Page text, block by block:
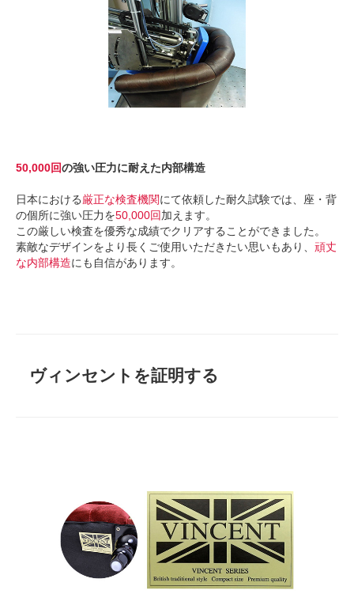
50,000回の強い圧力に耐えた内部構造
日本における厳正な検査機関にて依頼した耐久試験では、座・背
の個所に強い圧力を50,000回加えます。
この厳しい検査を優秀な成績でクリアすることができました。
素敵なデザインをより長くご使用いただきたい思いもあり、 頑丈
な内部構造にも自信があります。
ヴィンセントを証明する